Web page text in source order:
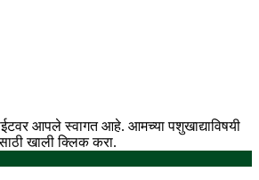
आपले स्वागत आहे. आमच्या पशुखाद्याविषयी
खाली क्लिक करा.